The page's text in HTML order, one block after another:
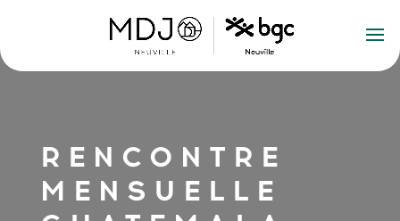
RENCONTRE
MENSUELLE